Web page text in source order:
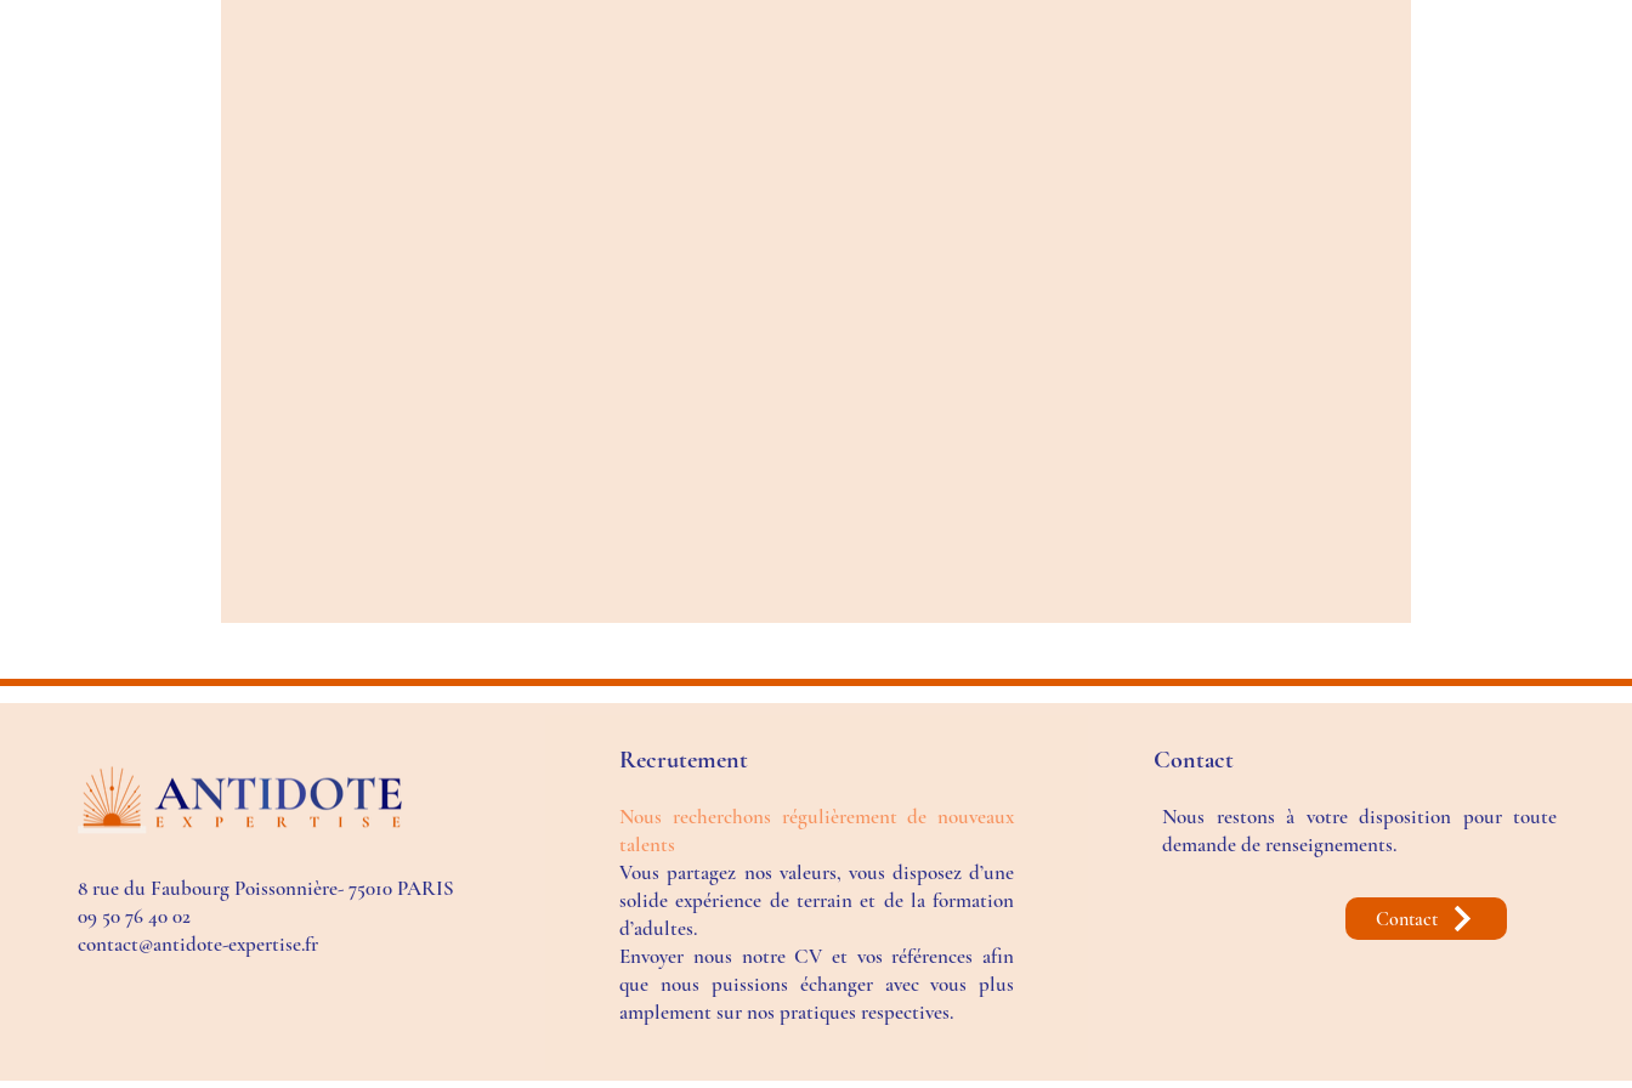
8 rue du Faubourg Poissonnière- 75010 PARIS
09 50 76 40 02
contact@antidote-expertise.fr
Recrutement
Nous recherchons régulièrement de nouveaux
talents
Vous partagez nos valeurs, vous disposez d’une
solide expérience de terrain et de la formation
d’adultes.
Envoyer nous notre CV et vos références afin
que nous puissions échanger avec vous plus
amplement sur nos pratiques respectives.
Contact
Nous restons à votre disposition pour toute
demande de renseignements.
Contact